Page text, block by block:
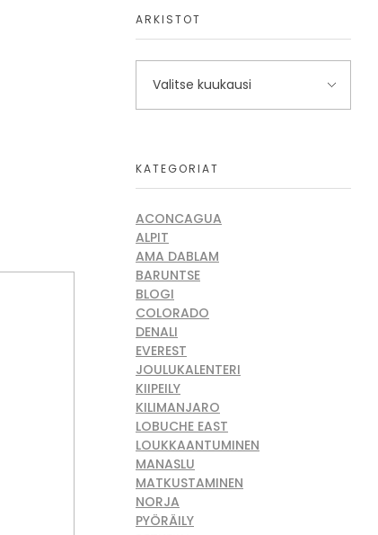
ARKISTOT
KATEGORIAT
ACONCAGUA
ALPIT
AMA DABLAM
BARUNTSE
BLOGI
COLORADO
DENALI
EVEREST
JOULUKALENTERI
KIIPEILY
KILIMANJARO
LOBUCHE EAST
LOUKKAANTUMINEN
MANASLU
MATKUSTAMINEN
NORJA
PYÖRÄILY